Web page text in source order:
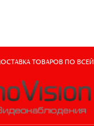
ТОВАРОВ ПО ВСЕЙ